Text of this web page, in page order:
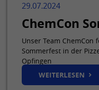
29.07.2024
ChemCon
Unser Team
Sommerfest in der
Opfingen
WEITERLESEN